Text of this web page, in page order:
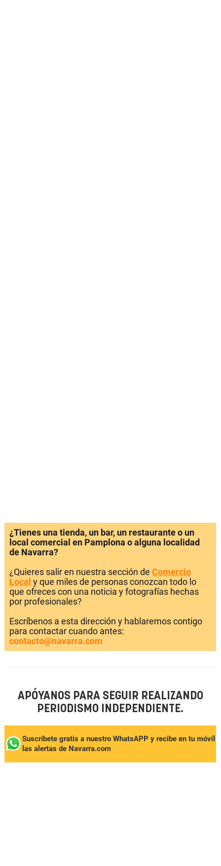
¿Tienes una tienda, un bar, un restaurante o un
local comercial en Pamplona o alguna localidad
de Navarra?
¿Quieres salir en nuestra sección de Comercio
Local y que miles de personas conozcan todo lo
que ofreces con una noticia y fotografías hechas
por profesionales?
Escríbenos a esta dirección y hablaremos contigo
para contactar cuando antes:
contacto@navarra.com
APÓYANOS PARA SEGUIR REALIZANDO
PERIODISMO INDEPENDIENTE.
Suscríbete gratis a nuestro WhatsAPP y recibe en tu móvil
las alertas de Navarra.com